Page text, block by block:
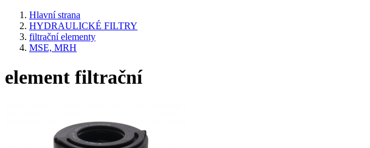
Hlavní strana
HYDRAULICKÉ FILTRY
filtrační elementy
MSE, MRH
element filtrační